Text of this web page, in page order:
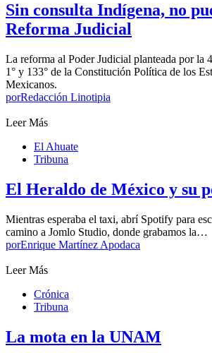
Sin consulta Indígena, no
Reforma Judicial
La reforma al Poder Judicial planteada por la
1° y 133° de la Constitución Política de los
Mexicanos.
porRedacción Linotipia
Leer Más
El Ahuate
Tribuna
El Heraldo de México y su
Mientras esperaba el taxi, abrí Spotify para
camino a Jomlo Studio, donde grabamos la…
porEnrique Martínez Apodaca
Leer Más
Crónica
Tribuna
La mota en la UNAM